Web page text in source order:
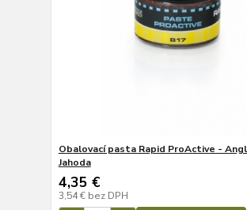
Obalovací pasta Rapid ProActive -
Jahoda
4,35 €
3,54 € bez DPH